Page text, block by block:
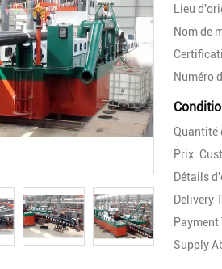
Lieu
Nom de
Numéro
Quantité
Prix:
Détails
Delivery
Payment
Supply